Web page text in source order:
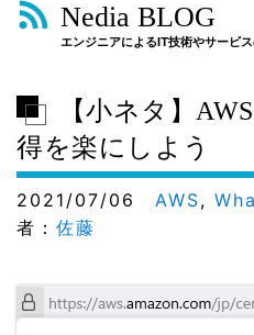
Nedia BLOG
エンジニアによるIT技術やサービ
【小ネタ】
得を楽にしよう
2021/07/06 AWS,
者： 佐藤